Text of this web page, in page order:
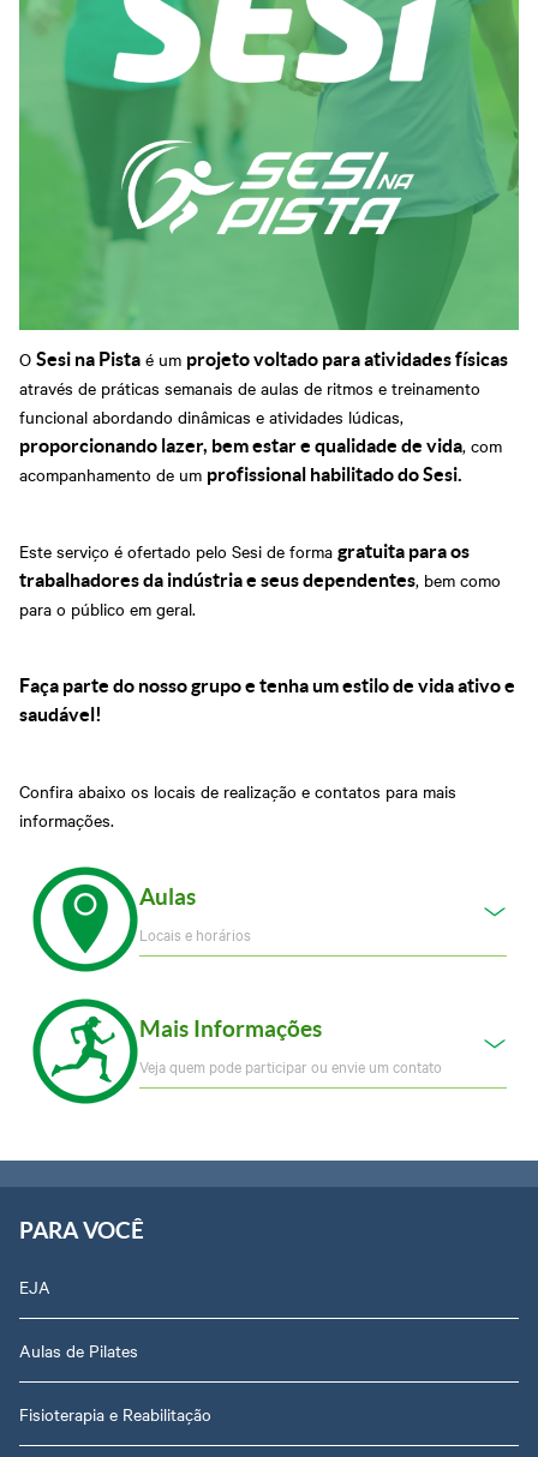
Cadastre-se em nossa
Newsletter
Sesi Viva Bem
Treinamentos das
Normas
Regulamentadoras
Consultas e Exames
Ocupacionais
Abrir Solicitação no SAC
Downloads
Credenciamento
Privacidade e Proteção
de Dados
O Sesi na Pista é um projeto voltado para atividades físicas
através de práticas semanais de aulas de ritmos e treinamento
funcional abordando dinâmicas e atividades lúdicas,
proporcionando lazer, bem estar e qualidade de vida, com
acompanhamento de um profissional habilitado do Sesi.
Este serviço é ofertado pelo Sesi de forma gratuita para os
trabalhadores da indústria e seus dependentes, bem como
para o público em geral.
Faça parte do nosso grupo e tenha um estilo de vida ativo e
saudável!
Confira abaixo os locais de realização e contatos para mais
informações.
Aulas
Locais e horários
Mais Informações
Veja quem pode participar ou envie um contato
PARA VOCÊ
EJA
Aulas de Pilates
Fisioterapia e Reabilitação